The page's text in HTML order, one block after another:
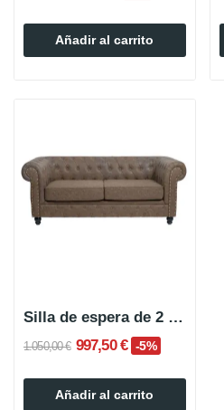
Añadir al carrito
Silla de espera de 2 plazas ROYAL BROWN
1.050,00 € 997,50 € -5%
Añadir al carrito